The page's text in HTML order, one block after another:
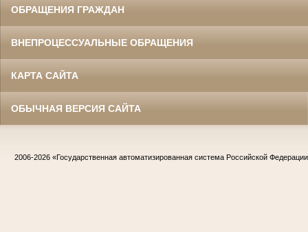
ОБРАЩЕНИЯ ГРАЖДАН
ВНЕПРОЦЕССУАЛЬНЫЕ ОБРАЩЕНИЯ
КАРТА САЙТА
ОБЫЧНАЯ ВЕРСИЯ САЙТА
2006-2026 «Государственная автоматизированная система Российской